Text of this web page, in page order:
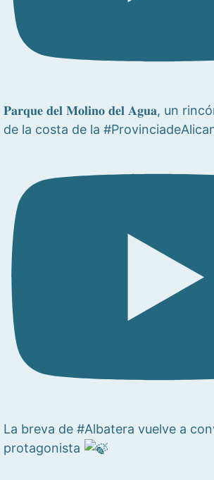
𝐏𝐚𝐫𝐪𝐮𝐞 𝐝𝐞𝐥 𝐌𝐨𝐥𝐢𝐧𝐨 𝐝𝐞𝐥 𝐀𝐠𝐮𝐚, un
de la costa de la
La breva de #Albatera vuelve a
protagonista